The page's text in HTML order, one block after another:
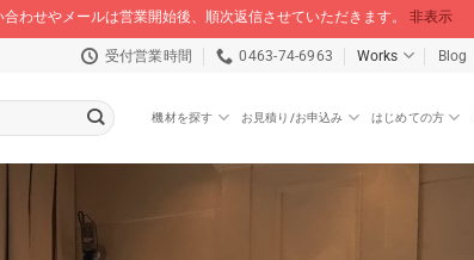
わせやメールは営業開始後、順次返信させていただきます。 非表示
受付営業時間 0463-74-6963 Works Blog
機材を探す お見積り/お申込み はじめての方